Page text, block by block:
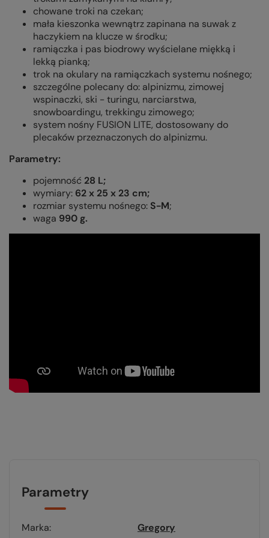
chowane troki na czekan;
mała kieszonka wewnątrz zapinana na suwak z
haczykiem na klucze w środku;
ramiączka i pas biodrowy wyścielane miękką i
lekką pianką;
trok na okulary na ramiączkach systemu nośnego;
szczególne polecany do: alpinizmu, zimowej
wspinaczki, ski - turingu, narciarstwa,
snowboardingu, trekkingu zimowego;
system nośny FUSION LITE, dostosowany do
plecaków przeznaczonych do alpinizmu.
Parametry:
pojemność 28 L;
wymiary: 62 x 25 x 23 cm;
rozmiar systemu nośnego: S-M;
waga 990g.
Parametry
Marka
Gregory